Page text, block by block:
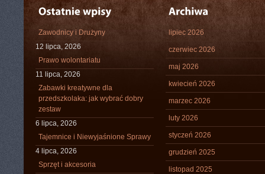
Zawodnicy i Drużyny
12 lipca, 2026
Prawo wolontariatu
11 lipca, 2026
Zabawki kreatywne dla
przedszkolaka: jak wybrać dobry
zestaw
6 lipca, 2026
Tajemnice i Niewyjaśnione Sprawy
4 lipca, 2026
Sprzęt i akcesoria
lipiec 2026
czerwiec 2026
maj 2026
kwiecień 2026
marzec 2026
luty 2026
styczeń 2026
grudzień 2025
listopad 2025